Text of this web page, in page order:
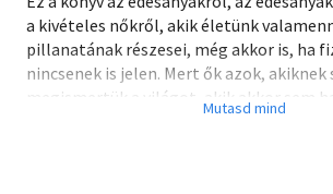
a kivételes nőkről, akik életünk
pillanatának részesei, még akkor is, ha
nincsenek is jelen. Mert ők azok,
megismertük a világot, akik akkor sem
ha mi már úgy érezzük, hogy egyedül is